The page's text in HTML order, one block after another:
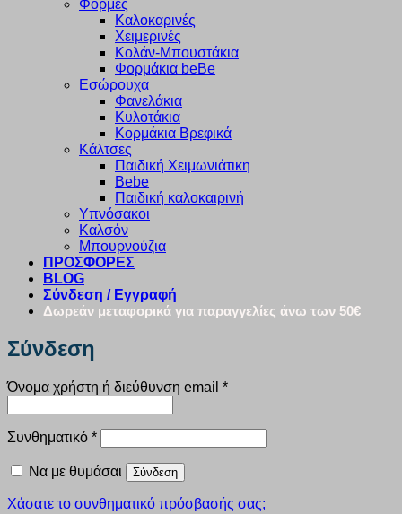
Φόρμες
Καλοκαρινές
Χειμερινές
Κολάν-Μπουστάκια
Φορμάκια beBe
Εσώρουχα
Φανελάκια
Κυλοτάκια
Κορμάκια Βρεφικά
Κάλτσες
Παιδική Χειμωνιάτικη
Bebe
Παιδική καλοκαιρινή
Υπνόσακοι
Καλσόν
Μπουρνούζια
ΠΡΟΣΦΟΡΕΣ
BLOG
Σύνδεση / Εγγραφή
Δωρεάν μεταφορικά για παραγγελίες άνω των 50€
Σύνδεση
Όνομα χρήστη ή διεύθυνση email *Απαιτείται
Συνθηματικό *Απαιτείται
Να με θυμάσαι Σύνδεση
Χάσατε το συνθηματικό πρόσβασής σας;